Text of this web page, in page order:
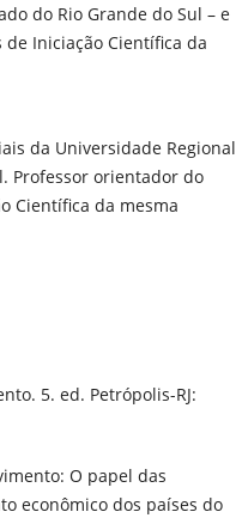
do Rio Grande do Sul – e
Iniciação Científica da
da Universidade Regional
Professor orientador do
Científica da mesma
5. ed. Petrópolis-RJ:
O papel das
econômico dos países do